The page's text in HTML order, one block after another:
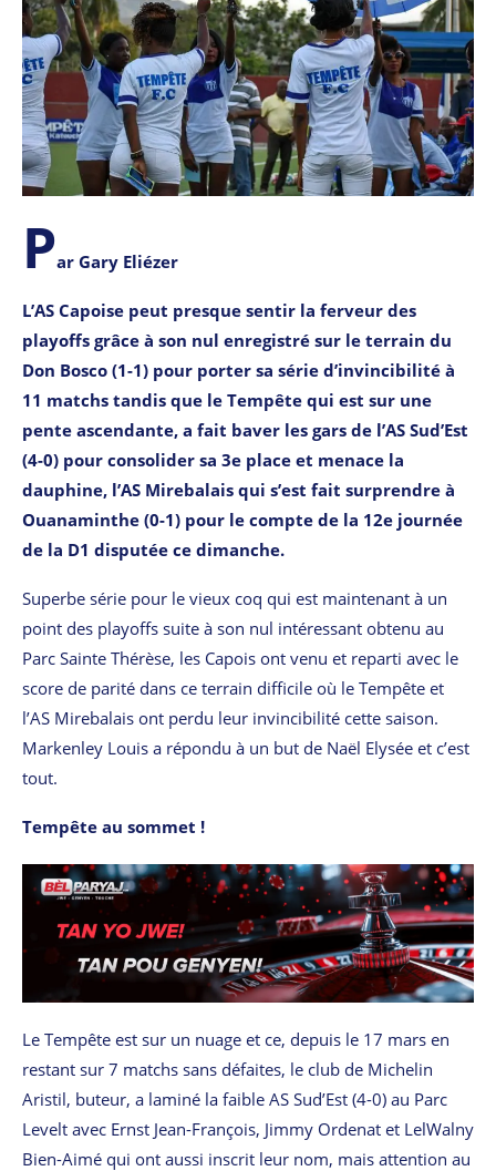
Par Gary Eliézer
L’AS Capoise peut presque sentir la ferveur des
playoffs grâce à son nul enregistré sur le terrain du
Don Bosco (1-1) pour porter sa série d’invincibilité à
11 matchs tandis que le Tempête qui est sur une
pente ascendante, a fait baver les gars de l’AS Sud’Est
(4-0) pour consolider sa 3e place et menace la
dauphine, l’AS Mirebalais qui s’est fait surprendre à
Ouanaminthe (0-1) pour le compte de la 12e journée
de la D1 disputée ce dimanche.
Superbe série pour le vieux coq qui est maintenant à un
point des playoffs suite à son nul intéressant obtenu au
Parc Sainte Thérèse, les Capois ont venu et reparti avec le
score de parité dans ce terrain difficile où le Tempête et
l’AS Mirebalais ont perdu leur invincibilité cette saison.
Markenley Louis a répondu à un but de Naël Elysée et c’est
tout.
Tempête au sommet !
Le Tempête est sur un nuage et ce, depuis le 17 mars en
restant sur 7 matchs sans défaites, le club de Michelin
Aristil, buteur, a laminé la faible AS Sud’Est (4-0) au Parc
Levelt avec Ernst Jean-François, Jimmy Ordenat et LelWalny
Bien-Aimé qui ont aussi inscrit leur nom, mais attention au